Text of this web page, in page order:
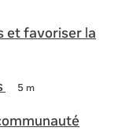
et favoriser la
5 m